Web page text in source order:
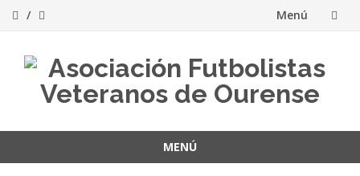
Menú
contenido
MENÚ